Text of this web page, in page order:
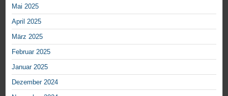
Mai 2025
April 2025
März 2025
Februar 2025
Januar 2025
Dezember 2024